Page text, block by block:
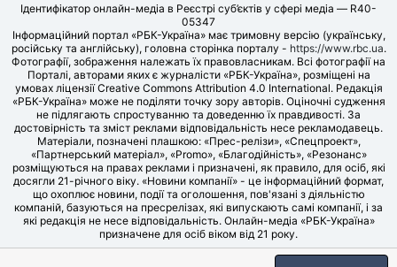
Ідентифікатор онлайн-медіа в Реєстрі суб’єктів у сфері медіа — R40-
05347
Інформаційний портал «РБК-Україна» має тримовну версію (українську,
російську та англійську), головна сторінка порталу - https://www.rbc.ua.
Фотографії, зображення належать їх правовласникам. Всі фотографії на
Порталі, авторами яких є журналісти «РБК-Україна», розміщені на
умовах ліцензії Creative Commons Attribution 4.0 International. Редакція
«РБК-Україна» може не поділяти точку зору авторів. Оціночні судження
не підлягають спростуванню та доведенню їх правдивості. За
достовірність та зміст реклами відповідальність несе рекламодавець.
Матеріали, позначені плашкою: «Прес-релізи», «Спецпроект»,
«Партнерський матеріал», «Promo», «Благодійність», «Резонанс»
розміщуються на правах реклами і призначені, як правило, для осіб, які
досягли 21-річного віку. «Новини компанії» - це інформаційний формат,
що охоплює новини, події та оголошення, пов'язані з діяльністю
компаній, базуються на пресрелізах, які випускають самі компанії, і за
які редакція не несе відповідальність. Онлайн-медіа «РБК-Україна»
призначене для осіб віком від 21 року.
© LLC «UBT MEDIA», 2006-2026.